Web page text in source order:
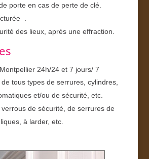
porte en cas de perte de clé.
.
des lieux, après une effraction.
24h/24 et 7 jours/ 7
tous types de serrures, cylindres,
et/ou de sécurité, etc.
de sécurité, de serrures de
à larder, etc.